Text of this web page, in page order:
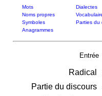
Mots Dialectes
Noms propres
Symboles
Parties du
Anagrammes
Entrée
Radical
Partie du discours